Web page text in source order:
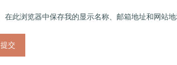
在此浏览器中保存我的显示名称、邮箱地址和网站地
提交